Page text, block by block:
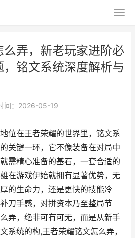
么弄，新老玩家进阶必
铭文系统深度解析与
间：2026-05-19
位在王者荣耀的世界里，铭文系
关键一环，它不像装备在对局中
需精心准备的基石，一套合适的
在游戏伊始就拥有显著优势，无
的生命力，还是更快的技能冷
刀手感，对拼资本乃至整局节
弄，绝非可有可无，而是从新手
系统的构,王者荣耀铭文怎么弄，